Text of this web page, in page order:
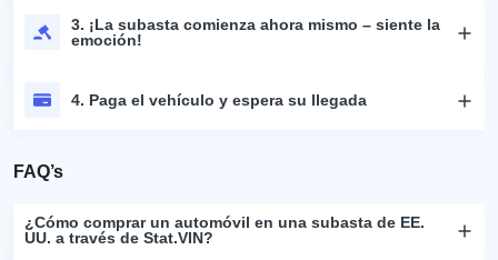
3. ¡La subasta comienza ahora mismo – siente la
emoción!
4. Paga el vehículo y espera su llegada
FAQ’s
¿Cómo comprar un automóvil en una subasta de EE.
UU. a través de Stat.VIN?